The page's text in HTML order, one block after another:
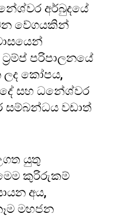
අර්බුදයේ
වේගයකින්
පරිපාලනයේ
ලද කෝපය,
සහ ධනේශ්වර
සම්බන්ධය වඩාත්
යුතු
කුරිරුකම්
අය,
මහජන